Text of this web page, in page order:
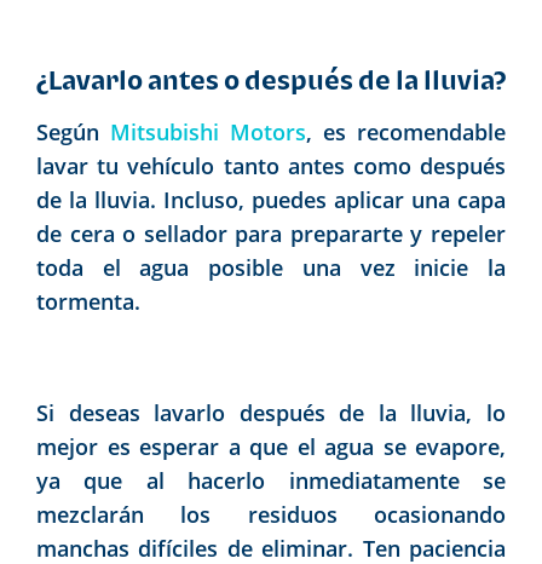
¿Lavarlo antes o después de la lluvia?
Según Mitsubishi Motors, es recomendable
lavar tu vehículo tanto antes como después
de la lluvia. Incluso, puedes aplicar una capa
de cera o sellador para prepararte y repeler
toda el agua posible una vez inicie la
tormenta.
Si deseas lavarlo después de la lluvia, lo
mejor es esperar a que el agua se evapore,
ya que al hacerlo inmediatamente se
mezclarán los residuos ocasionando
manchas difíciles de eliminar. Ten paciencia